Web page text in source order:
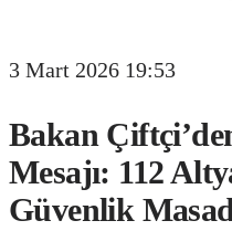
3 Mart 2026 19:53
Bakan
Mesajı: 112
Güvenlik